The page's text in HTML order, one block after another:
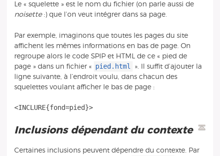
Le « squelette » est le nom du fichier (on parle aussi de
noisette:) que l’on veut intégrer dans sa page.
Par exemple, imaginons que toutes les pages du site
affichent les mêmes informations en bas de page. On
regroupe alors le code SPIP et HTML de ce « pied de
page » dans un fichier « pied.html
». Il suffit d’ajouter la
ligne suivante, à l’endroit voulu, dans chacun des
squelettes voulant afficher le bas de page :
<INCLURE{fond=pied}>
Inclusions dépendant du contexte
Certaines inclusions peuvent dépendre du contexte. Par